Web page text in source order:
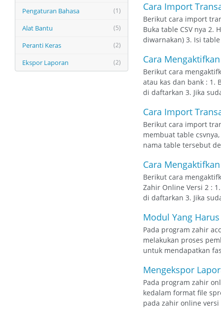
(1)
Pengaturan Bahasa
(5)
Alat Bantu
(2)
Peranti Keras
(2)
Ekspor Laporan
Cara Import
Berikut cara import
Buka table CSV nya 2.
diwarnakan) 3. Isi
Cara
Berikut cara
atau kas dan bank : 1.
di daftarkan 3. Jika
Cara Import
Berikut cara import
membuat table
nama table tersebut
Cara
Berikut cara
Zahir Online Versi 2 :
di daftarkan 3. Jika
Modul Yang
Pada program zahir
melakukan proses
untuk mendapatkan
Mengekspor
Pada program zahir
kedalam format file
pada zahir online